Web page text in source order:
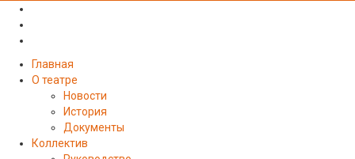
Главная
О театре
Новости
История
Документы
Коллектив